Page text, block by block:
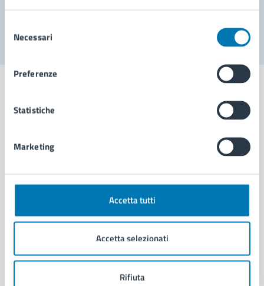
delNecessari
Preferenze
Statistiche
Marketing
Accetta tutti
Accetta selezionati
Rifiuta
Aree amministrative
Uffici
Politici